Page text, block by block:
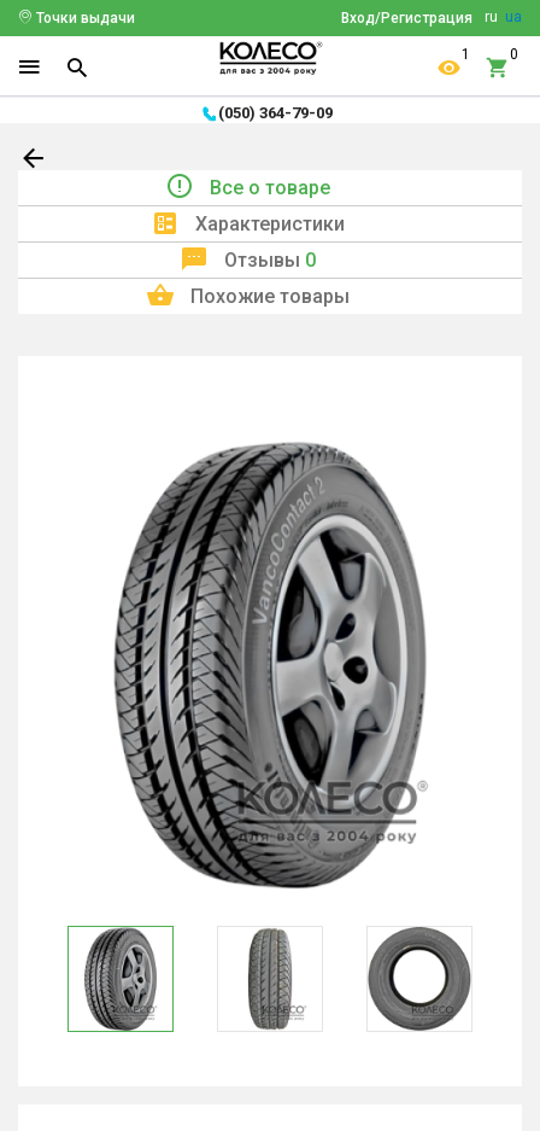
ru ua
Вход/Регистрация
Точки выдачи
1 0
(050) 364-79-09
Все о товаре
Характеристики
Отзывы 0
Похожие товары